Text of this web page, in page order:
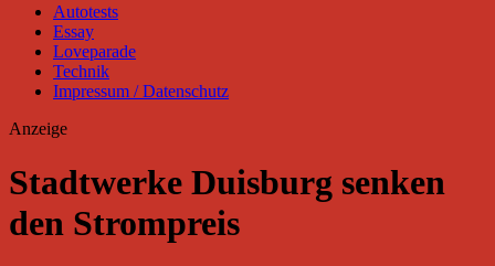
Autotests
Essay
Loveparade
Technik
Impressum / Datenschutz
Anzeige
Stadtwerke Duisburg senken
den Strompreis